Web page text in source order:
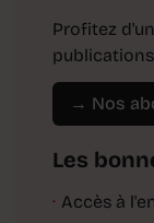
Profitez
→ Nos
Les
· Accès à